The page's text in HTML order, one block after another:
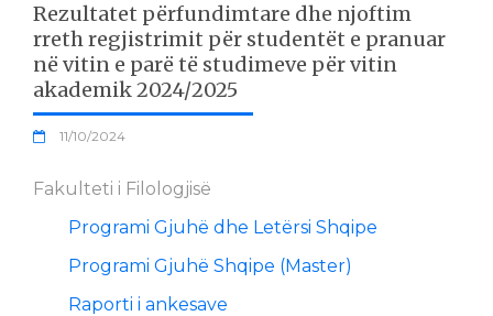
Rezultatet përfundimtare dhe njoftim
rreth regjistrimit për studentët e pranuar
në vitin e parë të studimeve për vitin
akademik 2024/2025
11/10/2024
Fakulteti i Filologjisë
Programi Gjuhë dhe Letërsi Shqipe
Programi Gjuhë Shqipe (Master)
Raporti i ankesave